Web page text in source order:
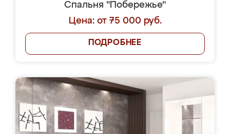
Спальня "Побережье"
Цена: от 75 000 руб.
ПОДРОБНЕЕ